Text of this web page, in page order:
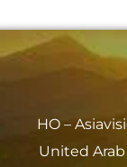
HO –
United